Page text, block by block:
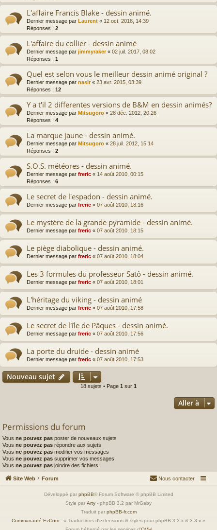
L'affaire Francis Blake - dessin animé.
Dernier message par Laurent « 12 oct. 2018, 14:39
Réponses : 2
L'affaire du collier - dessin animé
Dernier message par jimmyraker« 02 juil. 2017, 08:02
Réponses : 1
Quel est selon vous le meilleur dessin animé original ?
Dernier message par nasir« 23 avr. 2015, 03:39
Réponses : 12
Y a t'il 2 differentes versions de B&M en dessin animés?
Dernier message par Mitsugoro « 28 déc. 2012, 20:26
Réponses : 4
La marque jaune - dessin animé.
Dernier message par Mitsugoro « 28 juil. 2012, 15:14
Réponses : 2
S.O.S. météores - dessin animé.
Dernier message par freric « 14 août 2010, 00:15
Réponses : 6
Le secret de l'espadon - dessin animé.
Dernier message par freric « 07 août 2010, 18:16
Le mystère de la grande pyramide - dessin animé.
Dernier message par freric « 07 août 2010, 18:15
Le piège diabolique - dessin animé.
Dernier message par freric « 07 août 2010, 18:04
Les 3 formules du professeur Satô - dessin animé.
Dernier message par freric « 07 août 2010, 18:01
L'héritage du viking - dessin animé
Dernier message par freric « 07 août 2010, 17:58
Le secret de l'île de Pâques - dessin animé.
Dernier message par freric « 07 août 2010, 17:56
La porte du druide - dessin animé
Dernier message par freric « 07 août 2010, 17:53
Nouveau sujet
18 sujets • Page 1 sur 1
Aller à
Permissions du forum
Vous ne pouvez pas poster de nouveaux sujets
Vous ne pouvez pas répondre aux sujets
Vous ne pouvez pas modifier vos messages
Vous ne pouvez pas supprimer vos messages
Vous ne pouvez pas joindre des fichiers
Site Web Forum Nous contacter
Développé par phpBB® Forum Software © phpBB Limited
Style par Arty - phpBB 3.2 par MrGaby
Traduit par phpBB-fr.com
Communauté EzCom : « Traductions d'extensions & styles pour phpBB 3.2.x & 3.3.x »